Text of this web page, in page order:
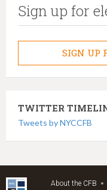
Sign up for
SIGN UP
TWITTER
Tweets by NYCCFB
About the CFB